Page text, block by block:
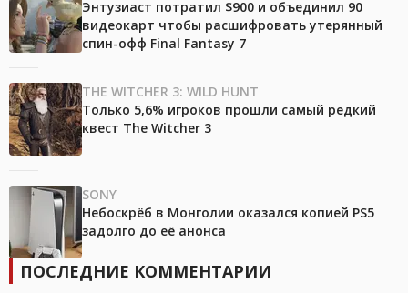
Энтузиаст потратил $900 и объединил 90
видеокарт чтобы расшифровать утерянный
спин-офф Final Fantasy 7
THE WITCHER 3: WILD HUNT
Только 5,6% игроков прошли самый редкий
квест The Witcher 3
SONY
Небоскрёб в Монголии оказался копией PS5
задолго до её анонса
ПОСЛЕДНИЕ КОММЕНТАРИИ